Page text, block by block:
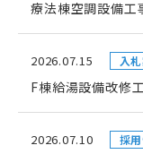
療法棟空調設備工
2026.07.15 入
F棟給湯設備改修
2026.07.10 採